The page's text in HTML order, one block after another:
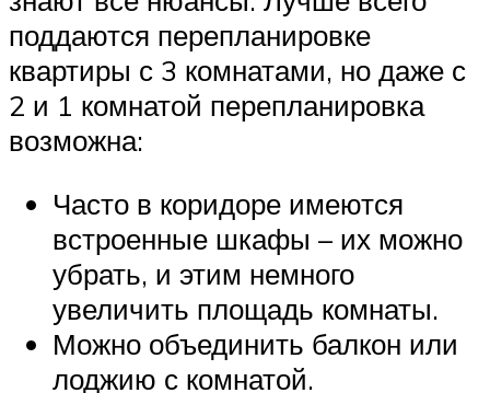
поддаются перепланировке
квартиры с 3 комнатами, но даже с
2 и 1 комнатой перепланировка
возможна:
Часто в коридоре имеются
встроенные шкафы – их можно
убрать, и этим немного
увеличить площадь комнаты.
Можно объединить балкон или
лоджию с комнатой.